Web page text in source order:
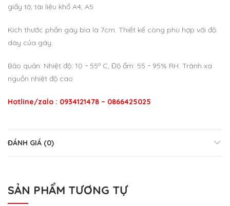
giấy tờ, tài liệu khổ A4, A5
Kích thước phần gáy bìa là 7cm. Thiết kế còng phù hợp với độ
dày của gáy.
Bảo quản: Nhiệt độ: 10 ~ 55º C, Độ ẩm: 55 ~ 95% RH. Tránh xa
nguồn nhiệt độ cao
Hotline/zalo : 0934121478 – 0866425025
ĐÁNH GIÁ (0)
SẢN PHẨM TƯƠNG TỰ